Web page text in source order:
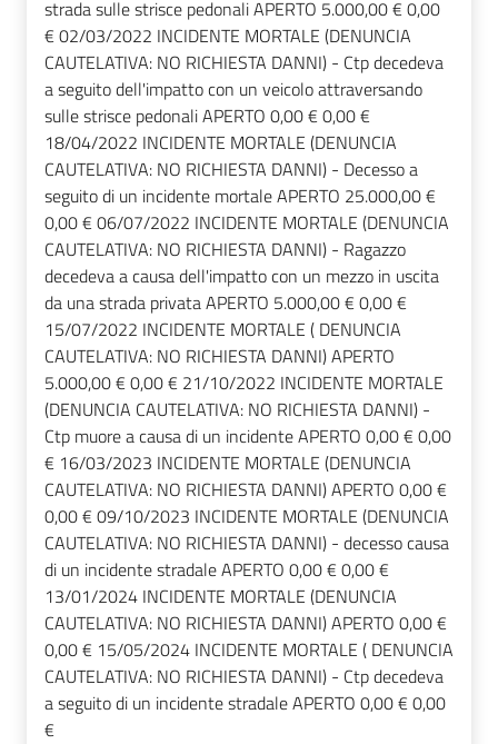
strada sulle strisce pedonali APERTO 5.000,00 € 0,00
€ 02/03/2022 INCIDENTE MORTALE (DENUNCIA
CAUTELATIVA: NO RICHIESTA DANNI) - Ctp decedeva
a seguito dell'impatto con un veicolo attraversando
sulle strisce pedonali APERTO 0,00 € 0,00 €
18/04/2022 INCIDENTE MORTALE (DENUNCIA
CAUTELATIVA: NO RICHIESTA DANNI) - Decesso a
seguito di un incidente mortale APERTO 25.000,00 €
0,00 € 06/07/2022 INCIDENTE MORTALE (DENUNCIA
CAUTELATIVA: NO RICHIESTA DANNI) - Ragazzo
decedeva a causa dell'impatto con un mezzo in uscita
da una strada privata APERTO 5.000,00 € 0,00 €
15/07/2022 INCIDENTE MORTALE ( DENUNCIA
CAUTELATIVA: NO RICHIESTA DANNI) APERTO
5.000,00 € 0,00 € 21/10/2022 INCIDENTE MORTALE
(DENUNCIA CAUTELATIVA: NO RICHIESTA DANNI) -
Ctp muore a causa di un incidente APERTO 0,00 € 0,00
€ 16/03/2023 INCIDENTE MORTALE (DENUNCIA
CAUTELATIVA: NO RICHIESTA DANNI) APERTO 0,00 €
0,00 € 09/10/2023 INCIDENTE MORTALE (DENUNCIA
CAUTELATIVA: NO RICHIESTA DANNI) - decesso causa
di un incidente stradale APERTO 0,00 € 0,00 €
13/01/2024 INCIDENTE MORTALE (DENUNCIA
CAUTELATIVA: NO RICHIESTA DANNI) APERTO 0,00 €
0,00 € 15/05/2024 INCIDENTE MORTALE ( DENUNCIA
CAUTELATIVA: NO RICHIESTA DANNI) - Ctp decedeva
a seguito di un incidente stradale APERTO 0,00 € 0,00
€